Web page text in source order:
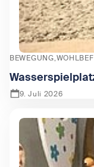
BEWEGUNG
9. Juli 2026